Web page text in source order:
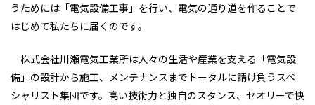
うためには「電気設備工事」を行い、電気の通り道を作ることで
はじめて私たちに届くのです。
株式会社川瀬電気工業所は人々の生活や産業を支える「電気設
備」の設計から施工、メンテナンスまでトータルに請け負うスペ
シャリスト集団です。高い技術力と独自のスタンス、セオリーで快